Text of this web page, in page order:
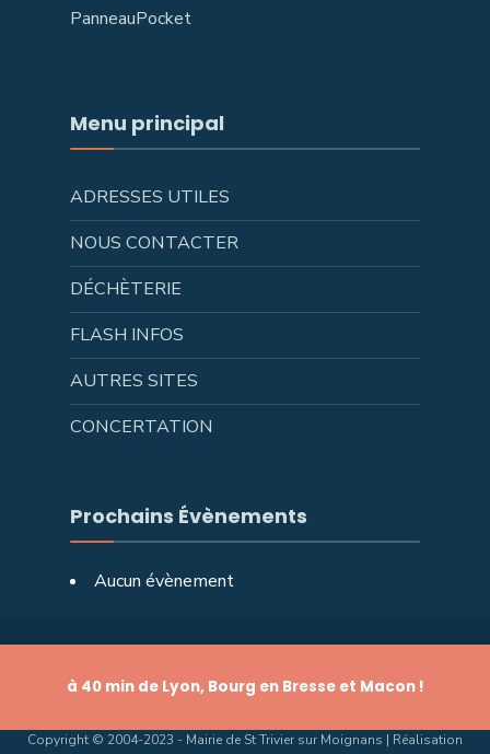
PanneauPocket
Menu principal
ADRESSES UTILES
NOUS CONTACTER
DÉCHÈTERIE
FLASH INFOS
AUTRES SITES
CONCERTATION
Prochains Évènements
Aucun évènement
à 40 min de Lyon, Bourg en Bresse et Macon !
Copyright © 2004-2023 - Mairie de St Trivier sur Moignans | Réalisation